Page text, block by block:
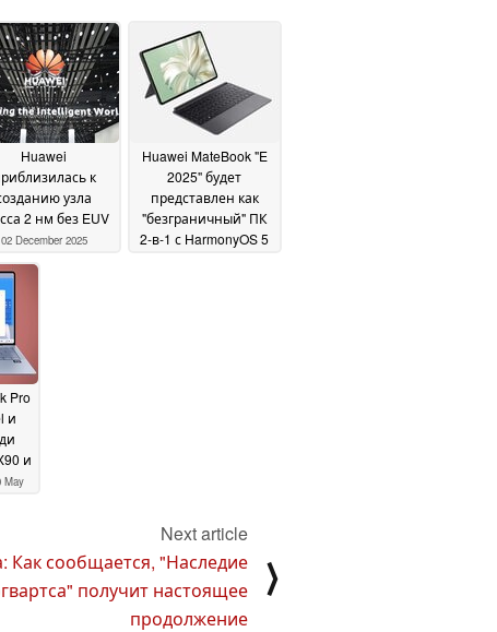
Huawei
к
узла
2 нм без EUV
02 December 2025
Huawei MateBook "E
2025" будет
представлен как
"безграничный" ПК
2-в-1 с HarmonyOS 5
Pro
и
и
May
Next article
Как сообщается, "Наследие
получит настоящее
продолжение
⟩